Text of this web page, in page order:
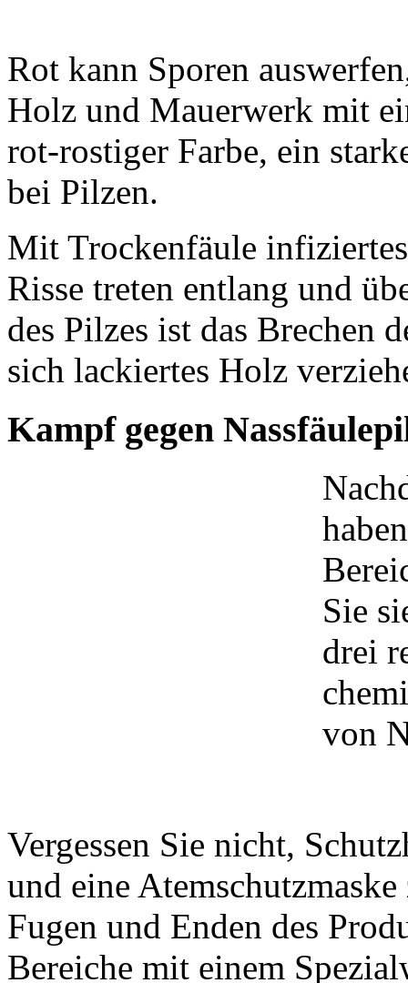
Rot kann Sporen
Holz und Mauerwerk mit
rot-rostiger Farbe, ein
bei Pilzen.
Mit Trockenfäule
Risse treten entlang und
des Pilzes ist das Brechen
sich lackiertes Holz
Kampf gegen
Sie
drei
von
Vergessen Sie nicht,
und eine
Fugen und Enden des
Bereiche mit einem